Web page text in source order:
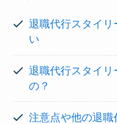
退職代行スタイリ
い
退職代行スタイ
の？
注意点や他の退職